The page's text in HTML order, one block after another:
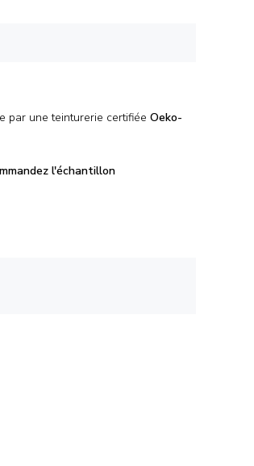
par une teinturerie certifiée Oeko-
l'échantillon